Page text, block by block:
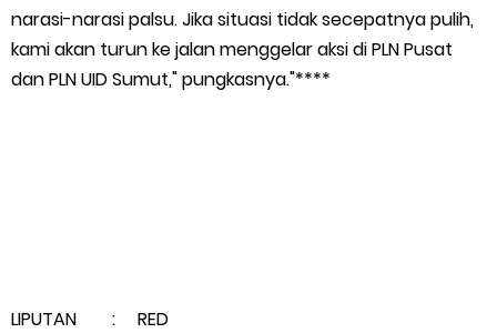
narasi-narasi palsu. Jika situasi tidak secepatnya pulih,
kami akan turun ke jalan menggelar aksi di PLN Pusat
dan PLN UID Sumut," pungkasnya."****
LIPUTAN : RED